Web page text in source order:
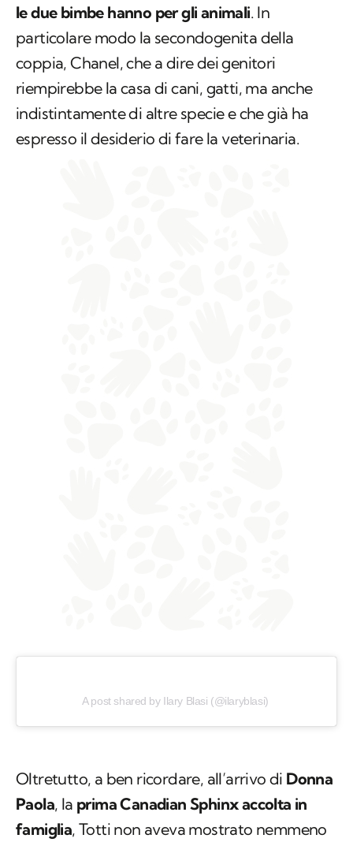
ha rivelato l’enorme passione che, soprattutto
le due bimbe hanno per gli animali. In
particolare modo la secondogenita della
coppia, Chanel, che a dire dei genitori
riempirebbe la casa di cani, gatti, ma anche
indistintamente di altre specie e che già ha
A post shared by Ilary Blasi (@ilaryblasi)
Oltretutto, a ben ricordare, all’arrivo diDonna
Paola, la prima Canadian Sphinx accolta in